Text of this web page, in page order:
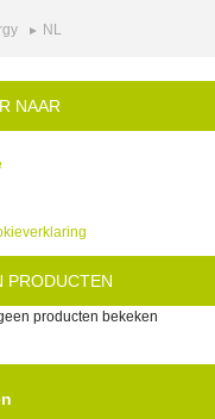
NL
NAAR
PRODUCTEN
producten bekeken